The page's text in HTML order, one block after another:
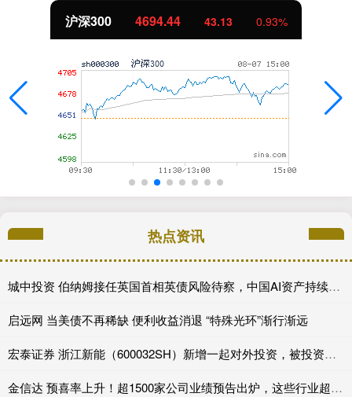
沪深300 4694.44 43.13 0.93%
热点资讯
城中投资 伯纳姆接任英国首相英债风险待察，中国AI资产持续领涨，美国积极保障关键矿产---0624宏观脱水
启远网 当美债不再稀缺 便利收益消退 “特殊光环”渐行渐远
宏泰证券 浙江新能（600032SH）新增一起对外投资，被投资公司为浙江浙能碳资产管理有限公司
金信达 预喜率上升！超1500家公司业绩预告出炉，这些行业超预期